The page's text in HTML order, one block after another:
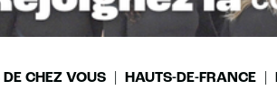
DE CHEZ VOUS HAUTS-DE-FRANCE